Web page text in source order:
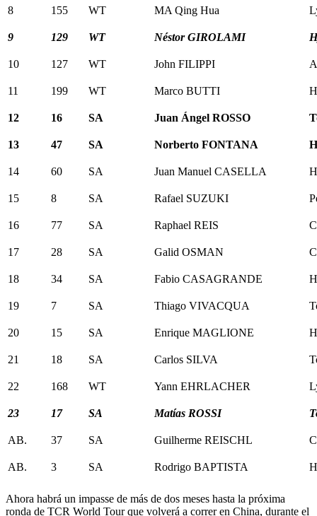
8 155 WT MA Qing Hua
9 129 WT Néstor GIROLAMI
10 127 WT John FILIPPI
11 199 WT Marco BUTTI
12 16 SA Juan Ángel ROSSO
13 47 SA Norberto FONTANA
14 60 SA Juan Manuel CASELLA
15 8 SA Rafael SUZUKI
16 77 SA Raphael REIS
17 28 SA Galid OSMAN
18 34 SA Fabio CASAGRANDE
19 7 SA Thiago VIVACQUA
20 15 SA Enrique MAGLIONE
21 18 SA Carlos SILVA
22 168 WT Yann EHRLACHER
23 17 SA Matías ROSSI
AB. 37 SA Guilherme REISCHL
AB. 3 SA Rodrigo BAPTISTA
Ahora habrá un impasse de más de dos meses hasta la próxima
ronda de TCR World Tour que volverá a correr en China, durante el